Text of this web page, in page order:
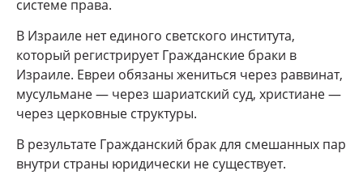
системе права.
В Израиле нет единого светского института,
который регистрирует Гражданские браки в
Израиле. Евреи обязаны жениться через раввинат,
мусульмане — через шариатский суд, христиане —
через церковные структуры.
В результате Гражданский брак для смешанных пар
внутри страны юридически не существует.